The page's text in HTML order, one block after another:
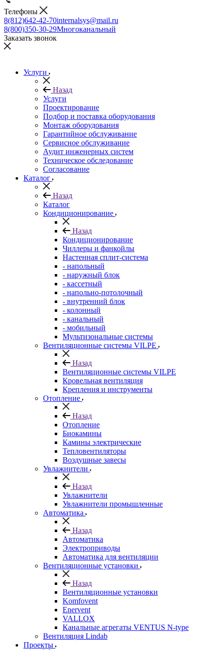
Телефоны
8(812)642-42-70internalsys@mail.ru
8(800)350-30-29Многоканальный
Заказать звонок
Услуги
Назад
Услуги
Проектирование
Подбор и поставка оборудования
Монтаж оборудования
Гарантийное обслуживание
Сервисное обслуживание
Аудит инженерных систем
Техническое обследование
Согласование
Каталог
Назад
Каталог
Кондиционирование
Назад
Кондиционирование
Чиллеры и фанкойлы
Настенная сплит-система
- напольный
- наружный блок
- кассетный
- напольно-потолочный
- внутренний блок
- колонный
- канальный
- мобильный
Мультизональные системы
Вентиляционные системы VILPE
Назад
Вентиляционные системы VILPE
Кровельная вентиляция
Крепления и инструменты
Отопление
Назад
Отопление
Биокамины
Камины электрические
Тепловентиляторы
Воздушные завесы
Увлажнители
Назад
Увлажнители
Увлажнители промышленные
Автоматика
Назад
Автоматика
Электроприводы
Автоматика для вентиляции
Вентиляционные установки
Назад
Вентиляционные установки
Komfovent
Enervent
VALLOX
Канальные агрегаты VENTUS N-type
Вентиляция Lindab
Проекты